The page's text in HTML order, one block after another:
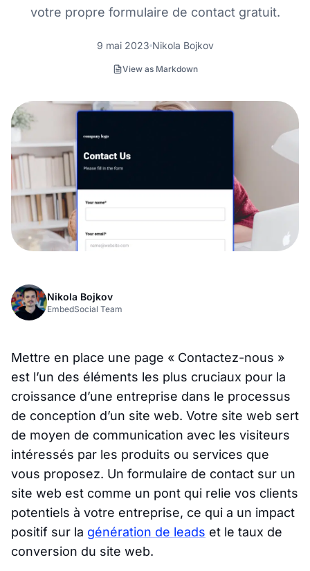
votre propre formulaire de contact gratuit.
9 mai 2023 Nikola Bojkov
View as Markdown
Nikola Bojkov
EmbedSocial Team
Mettre en place une page « Contactez-nous »
est l’un des éléments les plus cruciaux pour la
croissance d’une entreprise dans le processus
de conception d’un site web. Votre site web sert
de moyen de communication avec les visiteurs
intéressés par les produits ou services que
vous proposez. Un formulaire de contact sur un
site web est comme un pont qui relie vos clients
potentiels à votre entreprise, ce qui a un impact
positif sur la génération de leads et le taux de
conversion du site web.